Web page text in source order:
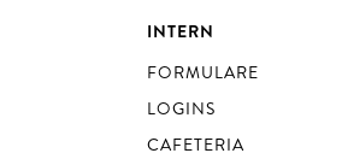
INTERN
FORMULARE
LOGINS
CAFETERIA